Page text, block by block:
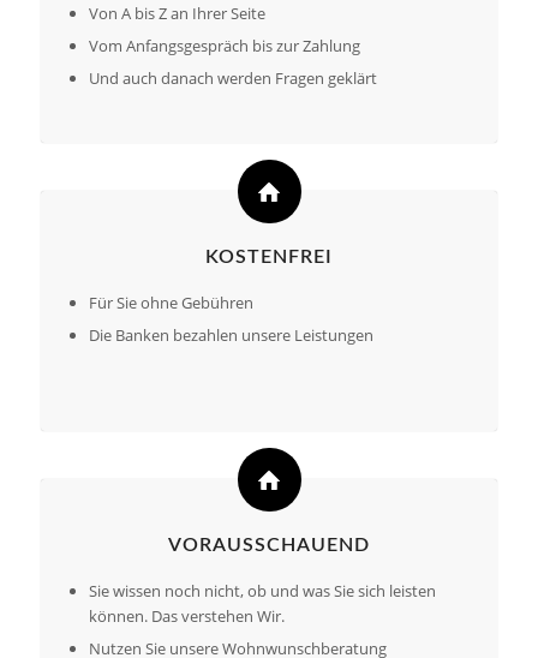
Von A bis Z an Ihrer Seite
Vom Anfangsgespräch bis zur Zahlung
Und auch danach werden Fragen geklärt
KOSTENFREI
Für Sie ohne Gebühren
Die Banken bezahlen unsere Leistungen
VORAUSSCHAUEND
Sie wissen noch nicht, ob und was Sie sich leisten
können. Das verstehen Wir.
Nutzen Sie unsere Wohnwunschberatung